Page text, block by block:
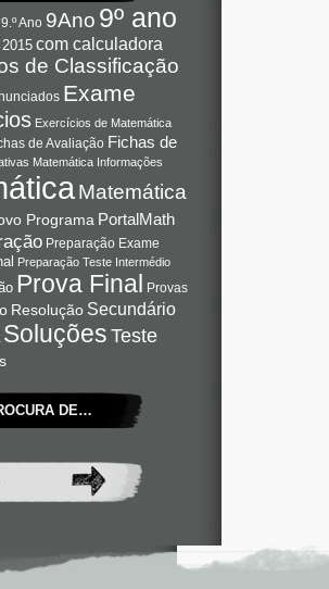
9.º Ano 9Ano 9º ano
2015 com calculadora
de Classificação
Exame
Exercícios de Matemática
de Avaliação Fichas de
Matemática Informações
Matemática
Programa PortalMath
Preparação Exame
Preparação Teste Intermédio
Prova Final Provas
Resolução Secundário
Soluções Teste
DE…